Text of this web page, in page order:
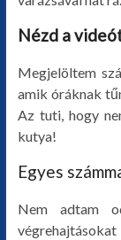
Nézd a
Megjelöltem
amik óráknak
Az tuti, hogy
kutya!
Egyes
Nem adtam